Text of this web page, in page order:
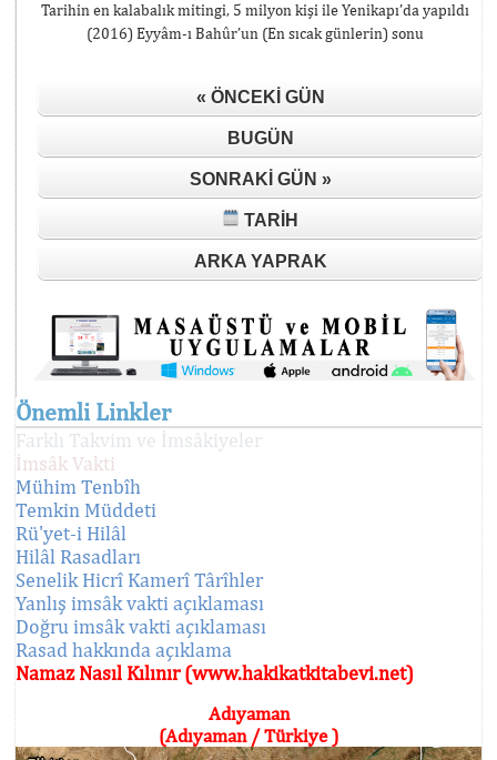
Tarihin en kalabalık mitingi, 5 milyon kişi ile Yenikapı’da yapıldı
(2016) Eyyâm-ı Bahûr’un (En sıcak günlerin) sonu
« ÖNCEKI GÜN
BUGÜN
SONRAKI GÜN »
TARIH
ARKA YAPRAK
Önemli Linkler
Farklı Takvim ve İmsâkiyeler
İmsâk Vakti
Mühim Tenbîh
Temkin Müddeti
Rü'yet-i Hilâl
Hilâl Rasadları
Senelik Hicrî Kamerî Târîhler
Yanlış imsâk vakti açıklaması
Doğru imsâk vakti açıklaması
Rasad hakkında açıklama
Namaz Nasıl Kılınır (www.hakikatkitabevi.net)
Adıyaman
(Adıyaman / Türkiye )